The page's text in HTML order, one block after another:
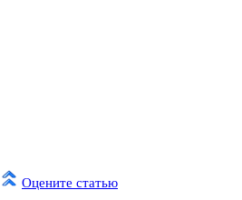
Оцените статью